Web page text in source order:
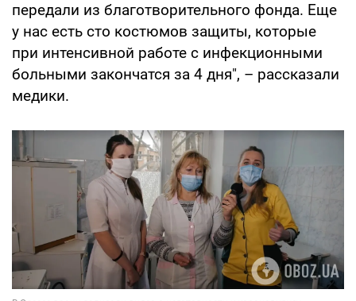
передали из благотворительного фонда. Еще
у нас есть сто костюмов защиты, которые
при интенсивной работе с инфекционными
больными закончатся за 4 дня", – рассказали
медики.